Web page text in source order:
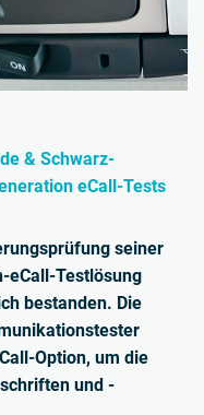
& Schwarz-
eCall-Tests
seiner
eCall-Testlösung
bestanden. Die
Option, um die
und -